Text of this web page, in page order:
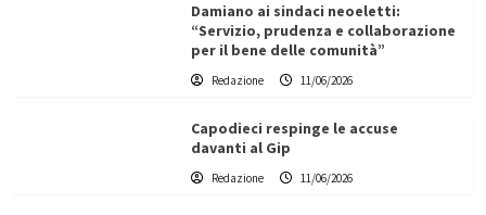
Damiano ai sindaci neoeletti:
“Servizio, prudenza e collaborazione
per il bene delle comunità”
Redazione 11/06/2026
Capodieci respinge le accuse
davanti al Gip
Redazione 11/06/2026